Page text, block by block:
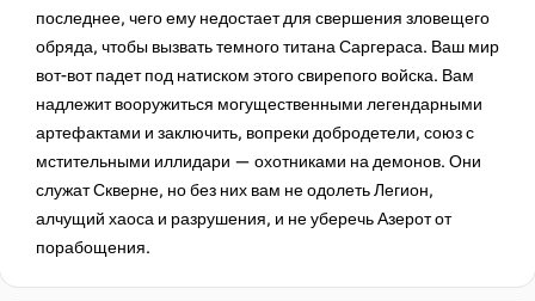
последнее, чего ему недостает для свершения зловещего
обряда, чтобы вызвать темного титана Саргераса. Ваш мир
вот-вот падет под натиском этого свирепого войска. Вам
надлежит вооружиться могущественными легендарными
артефактами и заключить, вопреки добродетели, союз с
мстительными иллидари — охотниками на демонов. Они
служат Скверне, но без них вам не одолеть Легион,
алчущий хаоса и разрушения, и не уберечь Азерот от
порабощения.